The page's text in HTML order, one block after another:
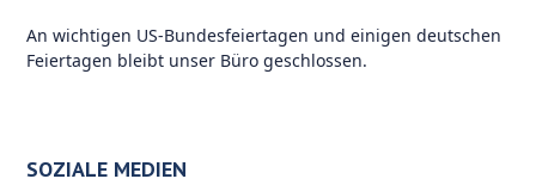
An wichtigen US-Bundesfeiertagen und einigen deutschen
Feiertagen bleibt unser Büro geschlossen.
SOZIALE MEDIEN